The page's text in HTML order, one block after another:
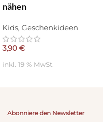
nähen
Kids, Geschenkideen
3,90 €
inkl. 19 % MwSt.
Abonniere den Newsletter